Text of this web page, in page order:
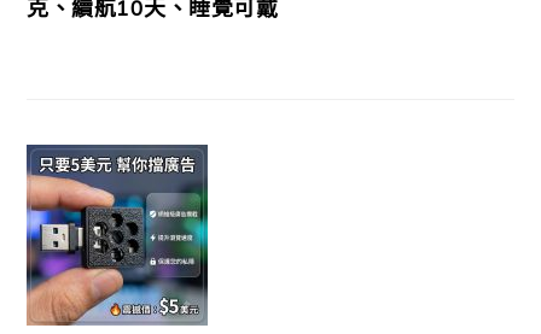
克、續航10天、睡覺可戴